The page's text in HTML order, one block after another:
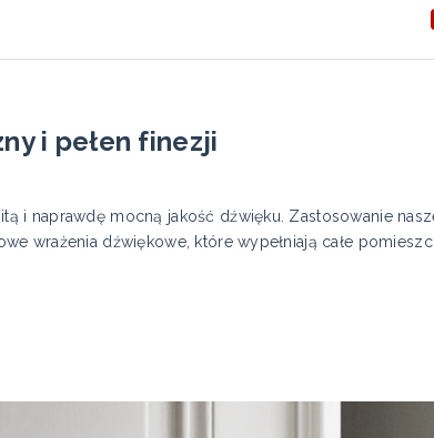
i pełen finezji
i naprawdę mocną jakość dźwięku. Zastosowanie
wrażenia dźwiękowe, które wypełniają całe